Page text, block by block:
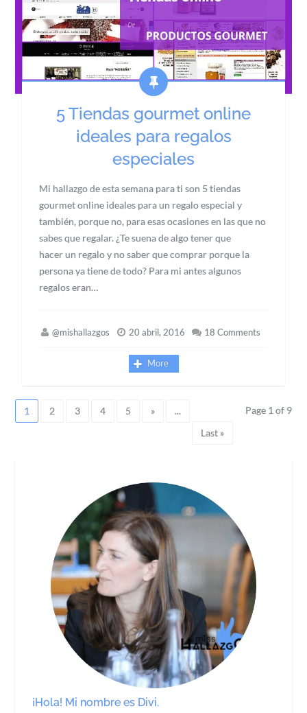
5 Tiendas gourmet online
ideales para regalos
especiales
Mi hallazgo de esta semana para ti son 5 tiendas
gourmet online ideales para un regalo especial y
también, porque no, para esas ocasiones en las que no
sabes que regalar. ¿Te suena de algo tener que
hacer un regalo y no saber que comprar porque la
persona ya tiene de todo? Para mi antes algunos
regalos eran…
@mishallazgos 20 abril, 2016 18 Comments
More
Page 1 of 9
1 2 3 4 5 »
...
Last »
¡Hola! Mi nombre es Divi.